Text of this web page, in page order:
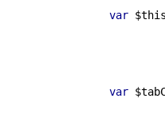
var
var